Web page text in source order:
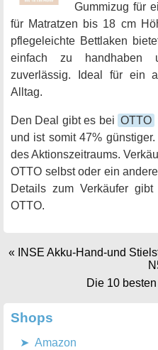
Gummizug für
für Matratzen bis 18 cm
pflegeleichte Bettlaken
einfach zu handhaben
zuverlässig. Ideal für ein
Alltag.
Den Deal gibt es bei OTTO
und ist somit 47%
des Aktionszeitraums.
OTTO selbst oder ein
Details zum Verkäufer
OTTO.
«
INSE Akku-Hand-und
Die 10
Shops
Amazon